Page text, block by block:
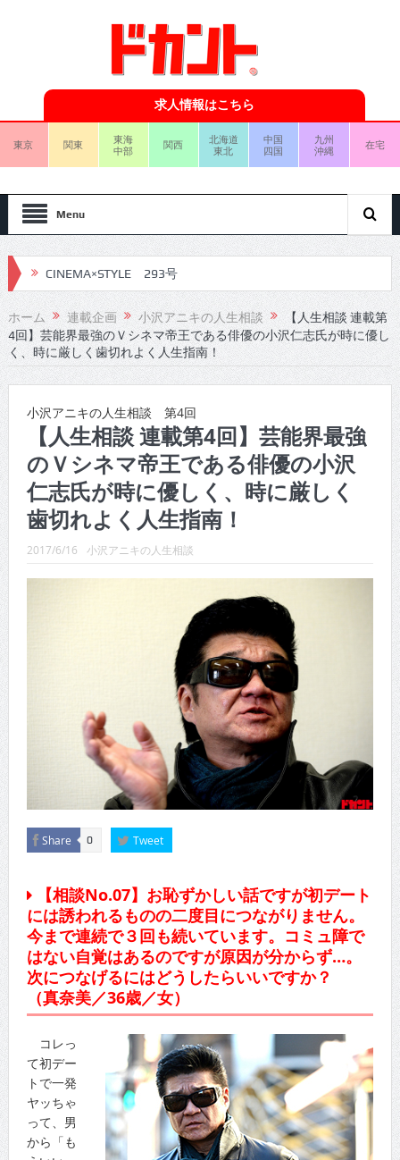
求人情報はこちら
東京 関東
東海
中部
関西
北海道
東北
中国
四国
九州
沖縄
在宅
Menu
CINEMA×STYLE 293号
CINEMA×STYLE 292号
CINEMA×STYLE 291号
CINEMA×STYLE 290号
CINEMA×STYLE 289号
CINEMA×STYLE 288号
CINEMA×STYLE 287号
CINEMA×STYLE 286号
CINEMA×STYLE 285号
CINEMA×STYLE 294号
ホーム 連載企画 小沢アニキの人生相談
【人生相談 連載第
4回】芸能界最強のＶシネマ帝王である俳優の小沢仁志氏が時に優し
く、時に厳しく歯切れよく人生指南！
小沢アニキの人生相談 第4回
【人生相談 連載第4回】芸能界最強
のＶシネマ帝王である俳優の小沢
仁志氏が時に優しく、時に厳しく
歯切れよく人生指南！
2017/6/16 小沢アニキの人生相談
Share 0 Tweet
【相談No.07】お恥ずかしい話ですが初デート
には誘われるものの二度目につながりません。
今まで連続で３回も続いています。コミュ障で
はない自覚はあるのですが原因が分からず…。
次につなげるにはどうしたらいいですか？
（真奈美／36歳／女）
コレっ
て初デー
トで一発
ヤッちゃ
って、男
から「も